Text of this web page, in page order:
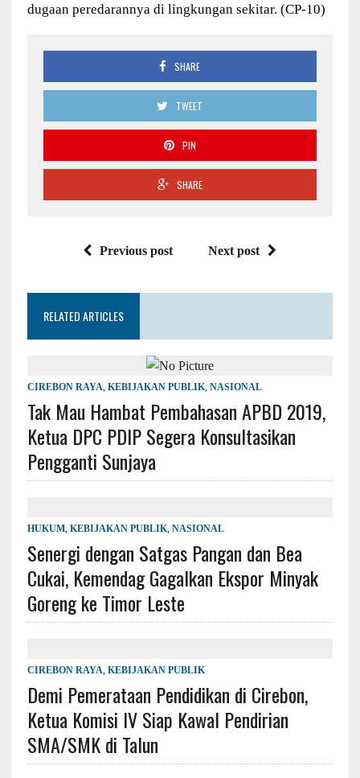
dugaan peredarannya di lingkungan sekitar. (CP-10)
SHARE
TWEET
PIN
SHARE
Previous post Next post
RELATED ARTICLES
CIREBON RAYA KEBIJAKAN PUBLIK, NASIONAL
Tak Mau Hambat Pembahasan APBD 2019,
Ketua DPC PDIP Segera Konsultasikan
Pengganti Sunjaya
HUKUM, KEBIJAKAN PUBLIK, NASIONAL
Senergi dengan Satgas Pangan dan Bea
Cukai, Kemendag Gagalkan Ekspor Minyak
Goreng ke Timor Leste
CIREBON RAYA KEBIJAKAN PUBLIK
Demi Pemerataan Pendidikan di Cirebon,
Ketua Komisi IV Siap Kawal Pendirian
SMA/SMK di Talun